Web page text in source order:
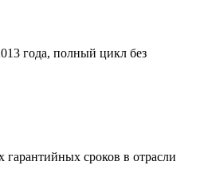
года, полный цикл без
сроков в отрасли